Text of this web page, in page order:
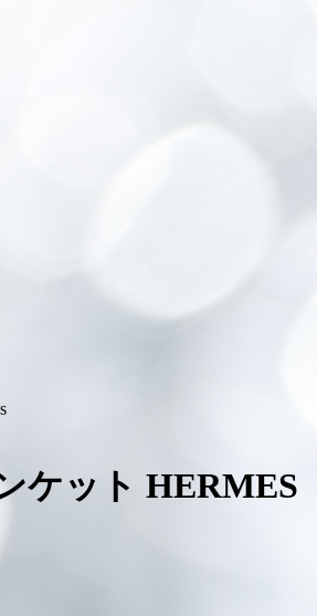
ケット HERMES